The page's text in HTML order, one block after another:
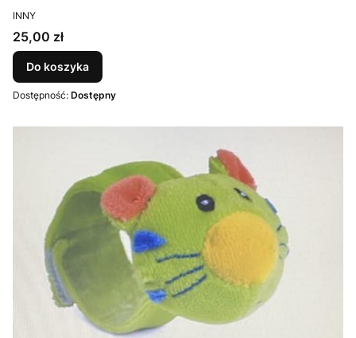
PRODUCENT
INNY
Cena
25,00 zł
Do koszyka
Dostępność: Dostępny